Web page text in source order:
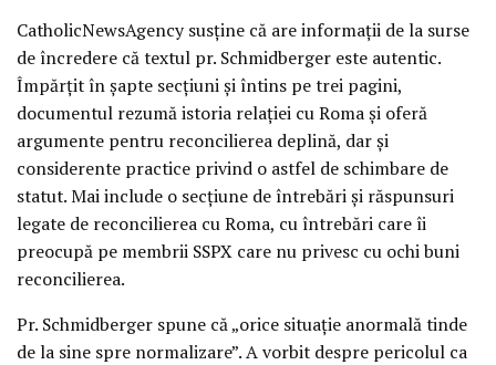
CatholicNewsAgency susține că are informații de la surse
de încredere că textul pr. Schmidberger este autentic.
Împărțit în șapte secțiuni și întins pe trei pagini,
documentul rezumă istoria relației cu Roma și oferă
argumente pentru reconcilierea deplină, dar și
considerente practice privind o astfel de schimbare de
statut. Mai include o secțiune de întrebări și răspunsuri
legate de reconcilierea cu Roma, cu întrebări care îi
preocupă pe membrii SSPX care nu privesc cu ochi buni
reconcilierea.
Pr. Schmidberger spune că „orice situație anormală tinde
de la sine spre normalizare”. A vorbit despre pericolul ca